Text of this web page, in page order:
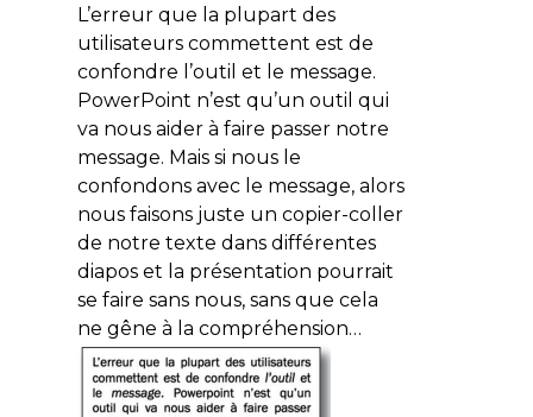
L’erreur que la plupart des
utilisateurs commettent est de
confondre l’outil et le message.
PowerPoint n’est qu’un outil qui
va nous aider à faire passer notre
message. Mais si nous le
confondons avec le message, alors
nous faisons juste un copier-coller
de notre texte dans différentes
diapos et la présentation pourrait
se faire sans nous, sans que cela
ne gêne à la compréhension…